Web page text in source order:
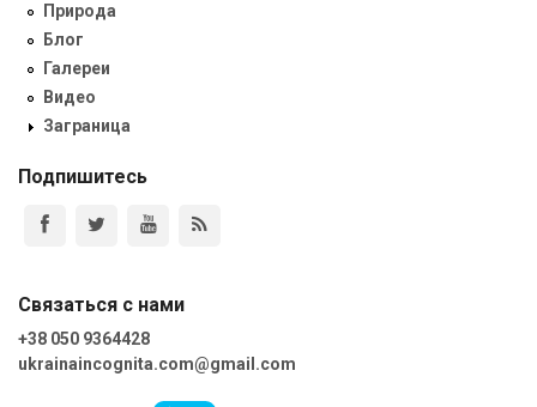
Природа
Блог
Галереи
Видео
Заграница
Подпишитесь
Связаться с нами
+38 050 9364428
ukrainaincognita.com@gmail.com